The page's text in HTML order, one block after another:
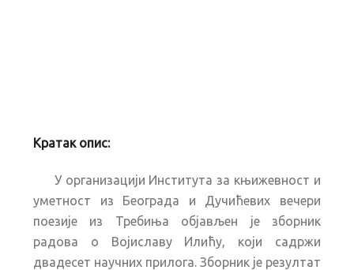
Кратак опис:
У организацији Института за књижевност и
уметност из Београда и Дучићевих вечери
поезије из Требиња објављен је зборник
радова о Војиславу Илићу, који садржи
двадесет научних прилога. Зборник је резултат